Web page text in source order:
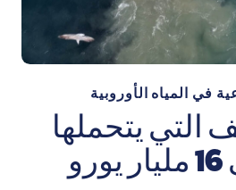
المياه الأوروبية
التي يتحملها
المجتمع إلى 16 مليار يورو